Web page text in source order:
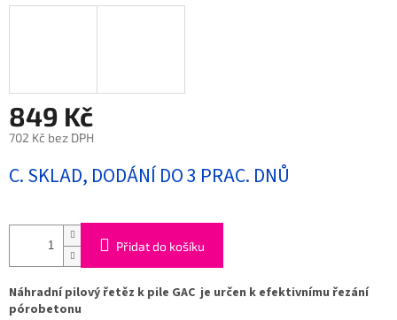
849 Kč
702 Kč bez DPH
cena:
C. SKLAD, DODÁNÍ DO 3 PRAC. DNŮ
Přidat do košíku
Náhradní pilový řetěz k pile GACje určen k efektivnímu řezání
pórobetonu